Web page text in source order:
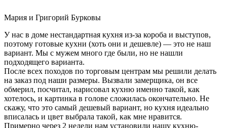
Мария и Григорий Бурковы
У нас в доме нестандартная кухня из-за короба и выступов,
поэтому готовые кухни (хоть они и дешевле) — это не наш
вариант. Мы с мужем много где были, но не нашли
подходящего варианта.
После всех походов по торговым центрам мы решили делать
на заказ под наши размеры. Вызвали замерщика, он все
обмерил, посчитал, нарисовал кухню именно такой, как
хотелось, и картинка в голове сложилась окончательно. Не
скажу, что это самый дешевый вариант, но кухня идеально
вписалась и цвет выбрала такой, как мне нравится.
Примерно через 2 недели нам установили нашу кухню-